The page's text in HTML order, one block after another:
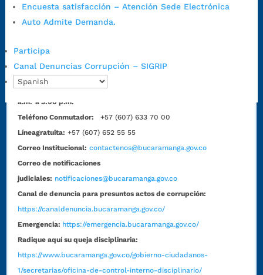
Encuesta satisfacción – Atención Sede Electrónica
Auto Admite Demanda.
Participa
Canal Denuncias Corrupción – SIGRIP
Lunes a jueves: 7:00 a.m. a 12:00 m y de 1:00 p.m. a 5:30 p.m.
Viernes: 7:00 a.m. a 5:00 p.m. en Jornada Continua con
Horario de Atención CAME (Norte):
Dirección:Carrera 12 #16N-84 del barrio Kennedy.
Horario habitual de lunes a viernes en
a.m. a 3:00 p.m.
Teléfono Conmutador:
+57 (607) 633 70 00
Líneagratuita: +57 (607) 652 55 55
Correo Institucional: contactenos@bucaramanga.gov.co
Correo de notificaciones
judiciales: notificaciones@bucaramanga.gov.co
Canal de denuncia para presuntos actos de corrupción:
https://canaldenuncia.bucaramanga.gov.co/
Emergencia: https://emergencia.bucaramanga.gov.co/
Radique aquí su queja disciplinaria:
https://www.bucaramanga.gov.co/gobierno-ciudadanos-
1/secretarias/oficina-de-control-interno-disciplinario/